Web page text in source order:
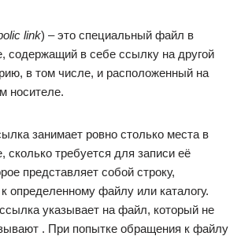
link) – это специальный файл в
содержащий в себе ссылку на другой
в том числе, и расположенный на
носителе.
занимает ровно столько места в
сколько требуется для записи её
представляет собой строку,
определенному файлу или каталогу.
указывает на файл, который не
. При попытке обращения к файлу